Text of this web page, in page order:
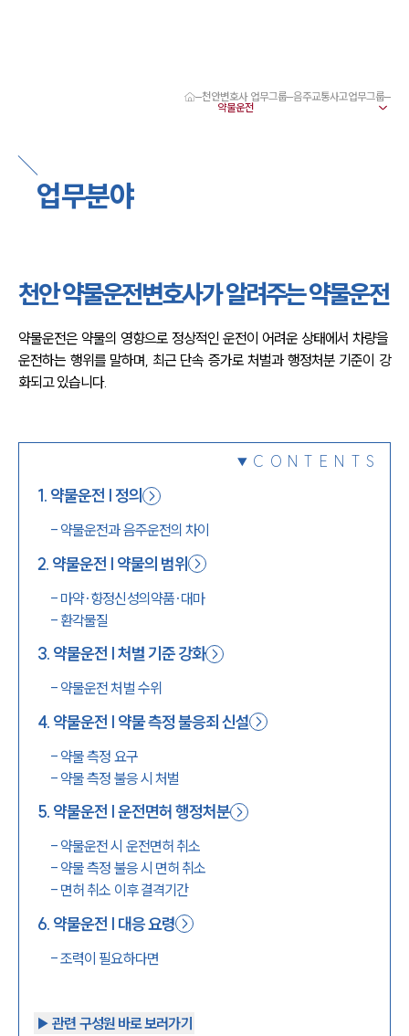
천안형사전문변호사
천안이혼전문변호사
천안학교폭력변호사
천안 분사무소 오시는 길
천안변호사상담 상담접수
채용정보
1800-7905
천안변호사 업무그룹 음주교통사고업무그룹
업무분야
천안 약물운전변호사가 알려주는 약물운전
약물운전은 약물의 영향으로 정상적인 운전이 어려운 상태에서 차량을
운전하는 행위를 말하며, 최근 단속 증가로 처벌과 행정처분 기준이 강
화되고 있습니다.
CONTENTS
1. 약물운전 | 정의
- 약물운전과 음주운전의 차이
2. 약물운전 | 약물의 범위
- 마약·향정신성의약품·대마
- 환각물질
3. 약물운전 | 처벌 기준 강화
- 약물운전 처벌 수위
4. 약물운전 | 약물 측정 불응죄 신설
- 약물 측정 요구
- 약물 측정 불응 시 처벌
5. 약물운전 | 운전면허 행정처분
- 약물운전 시 운전면허 취소
- 약물 측정 불응 시 면허 취소
- 면허 취소 이후 결격기간
6. 약물운전 | 대응 요령
-조력이 필요하다면
▶︎ 관련 구성원 바로 보러가기